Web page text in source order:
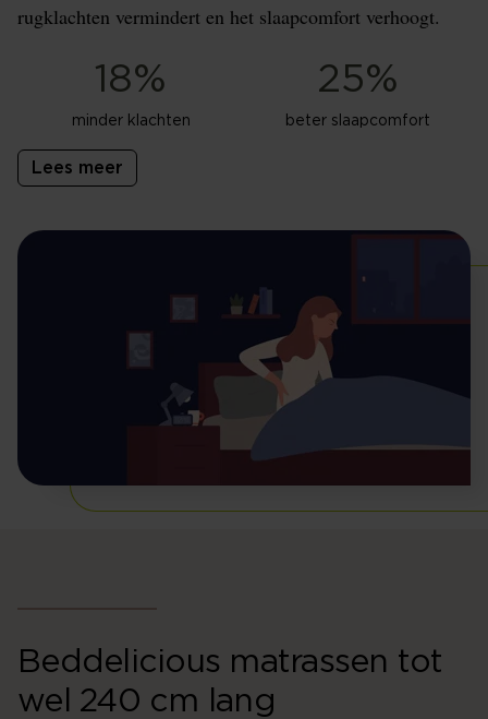
rugklachten vermindert en het slaapcomfort verhoogt.
18%
minder klachten
25%
beter slaapcomfort
Lees meer
Beddelicious matrassen tot
wel 240 cm lang